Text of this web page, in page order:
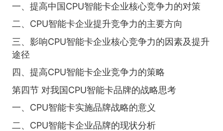
一、提高中国CPU智能卡企业核心竞争力的对策
二、CPU智能卡企业提升竞争力的主要方向
三、影响CPU智能卡企业核心竞争力的因素及提升
途径
四、提高CPU智能卡企业竞争力的策略
第四节 对我国CPU智能卡品牌的战略思考
一、CPU智能卡实施品牌战略的意义
二、CPU智能卡企业品牌的现状分析